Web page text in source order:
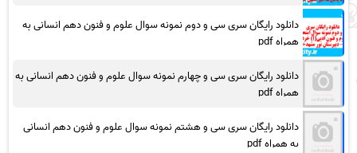
دانلود رایگان سری سی و دوم نمونه سوال علوم و فنون دهم انسانی به
همراه pdf
دانلود رایگان سری سی و چهارم نمونه سوال علوم و فنون دهم انسانی به
همراه pdf
دانلود رایگان سری سی و هشتم نمونه سوال علوم و فنون دهم انسانی
به همراه pdf